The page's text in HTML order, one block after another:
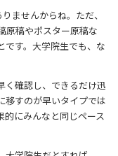
ませんからね。ただ、
原稿やポスター原稿な
です。大学院生でも、な
く確認し、できるだけ迅
移すのが早いタイプでは
的にみんなと同じペース